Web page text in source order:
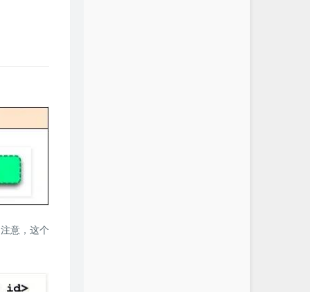
意，这个